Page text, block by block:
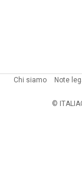
Chi siamo Note
©